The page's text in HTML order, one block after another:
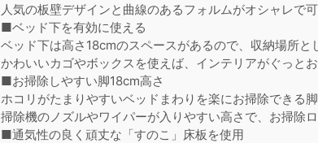
人気の板壁デザインと曲線のあるフォルムがオシャレで
■ベッド下を有効に使える
ベッド下は高さ18cmのスペースがあるので、収納場所と
かわいいカゴやボックスを使えば、インテリアがぐっとお
■お掃除しやすい脚18cm高さ
ホコリがたまりやすいベッドまわりを楽にお掃除できる脚
掃除機のノズルやワイパーが入りやすい高さで、お掃除ロ
■通気性の良く頑丈な「すのこ」床板を使用